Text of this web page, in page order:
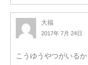
大福
2017年 7月 24日
こうゆうやつがいる